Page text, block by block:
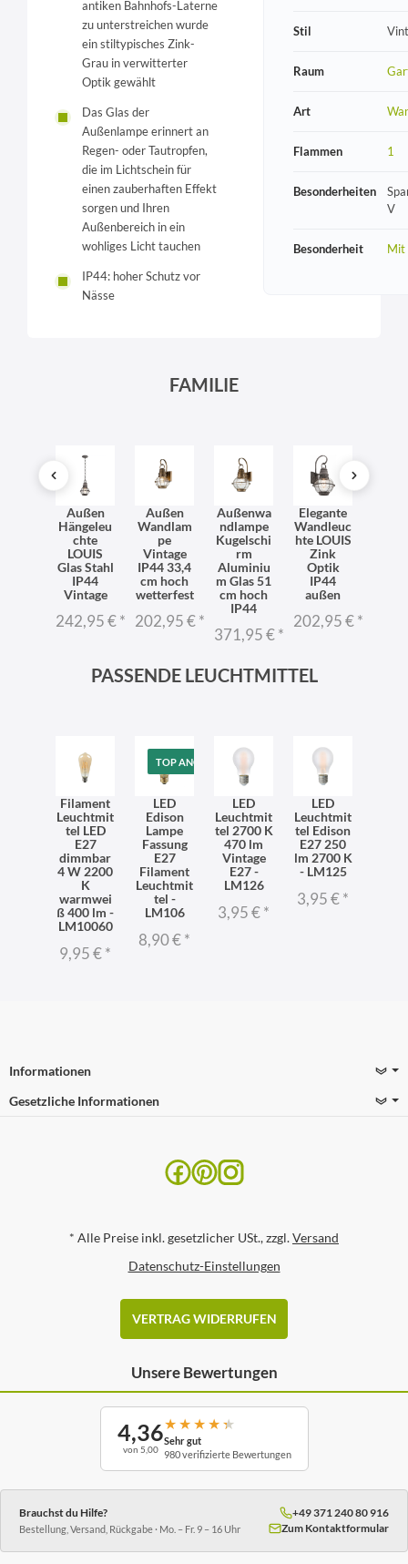
antiken Bahnhofs-Laterne
zu unterstreichen wurde
ein stiltypisches Zink-
Grau in verwitterter
Optik gewählt
Das Glas der
Außenlampe erinnert an
Regen- oder Tautropfen,
die im Lichtschein für
einen zauberhaften Effekt
sorgen und Ihren
Außenbereich in ein
wohliges Licht tauchen
IP44: hoher Schutz vor
Nässe
Stil
Raum
Art
Flammen 1
Besonderheiten
V
Besonderheit Mit
FAMILIE
Außen
Hängeleu
chte
LOUIS
Glas Stahl
IP44
Vintage
242,95 €*
Außen
Wandlam
pe
Vintage
IP44 33,4
cm hoch
wetterfest
202,95 €*
Außenwa
ndlampe
Kugelschi
rm
Aluminiu
m Glas 51
cm hoch
IP44
371,95 €*
Elegante
Wandleuc
hte LOUIS
Zink
Optik
IP44
außen
202,95 €*
PASSENDE LEUCHTMITTEL
Filament
Leuchtmit
tel LED
E27
dimmbar
4 W 2200
K
warmwei
ß 400 lm -
LM10060
9,95 €*
TOP ANGEBOT
LED
Edison
Lampe
Fassung
E27
Filament
Leuchtmit
tel -
LM106
8,90 €*
LED
Leuchtmit
tel 2700 K
470 lm
Vintage
E27 -
LM126
3,95 €*
LED
Leuchtmit
tel Edison
E27 250
lm 2700 K
- LM125
3,95 €*
Informationen
Gesetzliche Informationen
* Alle Preise inkl. gesetzlicher USt., zzgl.Versand
Datenschutz-Einstellungen
VERTRAG WIDERRUFEN
Unsere Bewertungen
4,36
von 5,00
★ ★ ★ ★ ★
Sehr gut
980 verifizierte Bewertungen
Brauchst du Hilfe?
Bestellung, Versand, Rückgabe · Mo. – Fr. 9 – 16 Uhr
+49 371 240 80 916
Zum Kontaktformular